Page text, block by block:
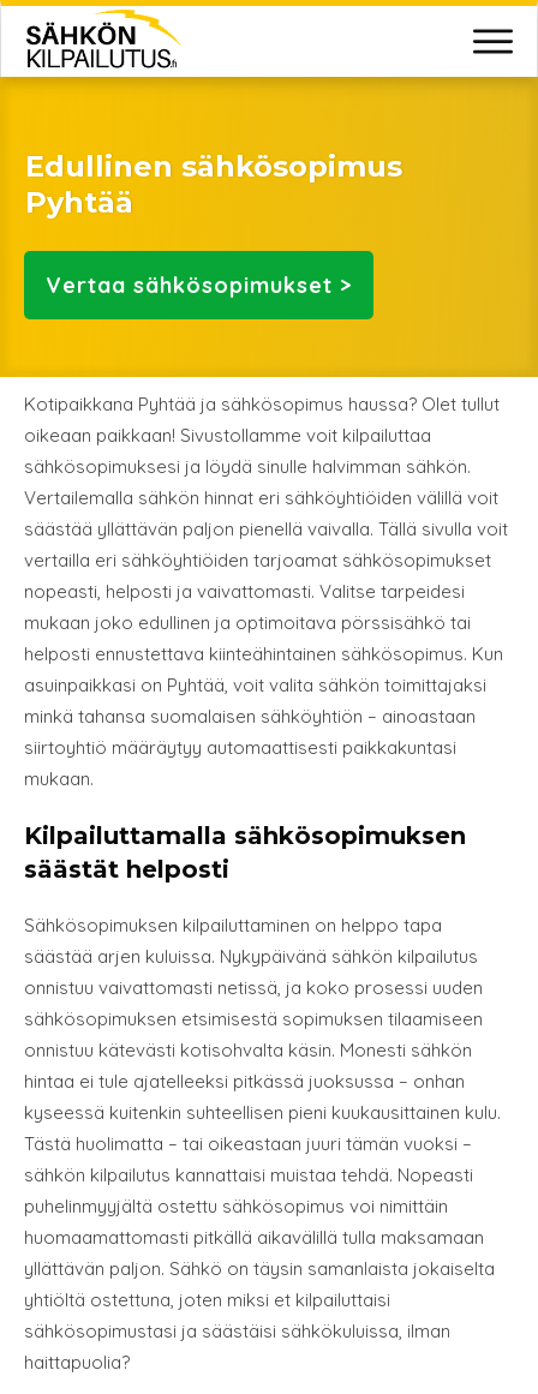
Edullinen sähkösopimus
Pyhtää
Vertaa sähkösopimukset >
Kotipaikkana Pyhtää ja sähkösopimus haussa? Olet tullut
oikeaan paikkaan! Sivustollamme voit kilpailuttaa
sähkösopimuksesi ja löydä sinulle halvimman sähkön.
Vertailemalla sähkön hinnat eri sähköyhtiöiden välillä voit
säästää yllättävän paljon pienellä vaivalla. Tällä sivulla voit
vertailla eri sähköyhtiöiden tarjoamat sähkösopimukset
nopeasti, helposti ja vaivattomasti. Valitse tarpeidesi
mukaan joko edullinen ja optimoitava pörssisähkö tai
helposti ennustettava kiinteähintainen sähkösopimus. Kun
asuinpaikkasi on Pyhtää, voit valita sähkön toimittajaksi
minkä tahansa suomalaisen sähköyhtiön – ainoastaan
siirtoyhtiö määräytyy automaattisesti paikkakuntasi
mukaan.
Kilpailuttamalla sähkösopimuksen
säästät helposti
Sähkösopimuksen kilpailuttaminen on helppo tapa
säästää arjen kuluissa. Nykypäivänä sähkön kilpailutus
onnistuu vaivattomasti netissä, ja koko prosessi uuden
sähkösopimuksen etsimisestä sopimuksen tilaamiseen
onnistuu kätevästi kotisohvalta käsin. Monesti sähkön
hintaa ei tule ajatelleeksi pitkässä juoksussa – onhan
kyseessä kuitenkin suhteellisen pieni kuukausittainen kulu.
Tästä huolimatta – tai oikeastaan juuri tämän vuoksi –
sähkön kilpailutus kannattaisi muistaa tehdä. Nopeasti
puhelinmyyjältä ostettu sähkösopimus voi nimittäin
huomaamattomasti pitkällä aikavälillä tulla maksamaan
yllättävän paljon. Sähkö on täysin samanlaista jokaiselta
yhtiöltä ostettuna, joten miksi et kilpailuttaisi
sähkösopimustasi ja säästäisi sähkökuluissa, ilman
haittapuolia?